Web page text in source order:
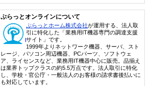
ぷらっとオンラインについて
ぷらっとホーム株式会社が運用する、法人取
引に特化した「業務用IT機器専門の調達支援
サイト」です。
1999年よりネットワーク機器、サーバ、スト
レージ、パソコン周辺機器、PCパーツ、ソフトウェ
ア、ライセンスなど、業務用IT機器中心に販売。品揃え
は業界トップクラスの約5.5万点です。法人取引に特化
し、学校・官公庁・一般法人のお客様の請求書後払いに
も対応しています。